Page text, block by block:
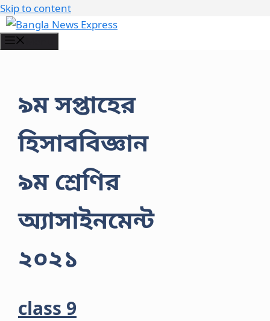
Skip to content
৯ম সপ্তাহের
হিসাববিজ্ঞান
৯ম শ্রেণির
অ্যাসাইনমেন্ট
২০২১
class 9